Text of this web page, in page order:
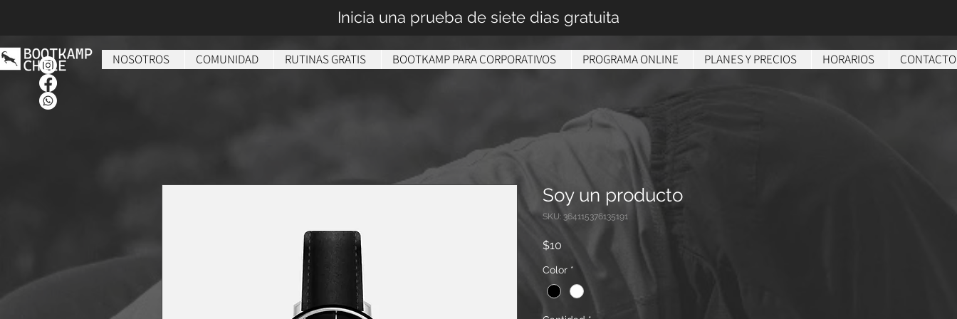
Inicia una prueba de siete dias gratuita
NOSOTROS COMUNIDAD RUTINAS GRATIS BOOTKAMP PARA CORPORATIVOS PROGRAMA ONLINE PLANES Y PRECIOS HORARIOS CONTACTO
Soy un producto
SKU: 364115376135191
$10
Color *